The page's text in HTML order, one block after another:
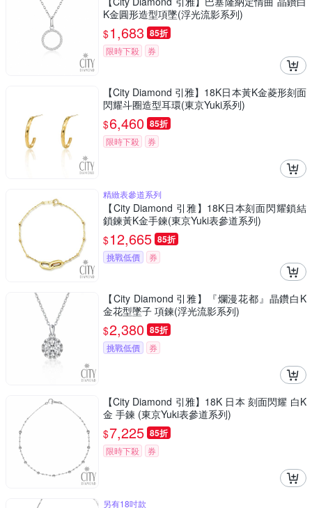
K金圓形造型項墜(浮光流影系列)
$1,683 85折
限時下殺 券
【City Diamond 引雅】18K日本黃K金菱形刻面
閃耀斗圈造型耳環(東京Yuki系列)
$6,460 85折
限時下殺 券
精緻表參道系列
【City Diamond 引雅】18K日本刻面閃耀鎖結
鎖鍊黃K金手鍊(東京Yuki表參道系列)
$12,665 85折
挑戰低價 券
【City Diamond 引雅】『爛漫花都』晶鑽白K
金花型墜子 項鍊(浮光流影系列)
$2,380 85折
挑戰低價 券
【City Diamond 引雅】18K 日本 刻面閃耀 白K
金 手鍊 (東京Yuki表參道系列)
$7,225 85折
限時下殺 券
另有18吋款